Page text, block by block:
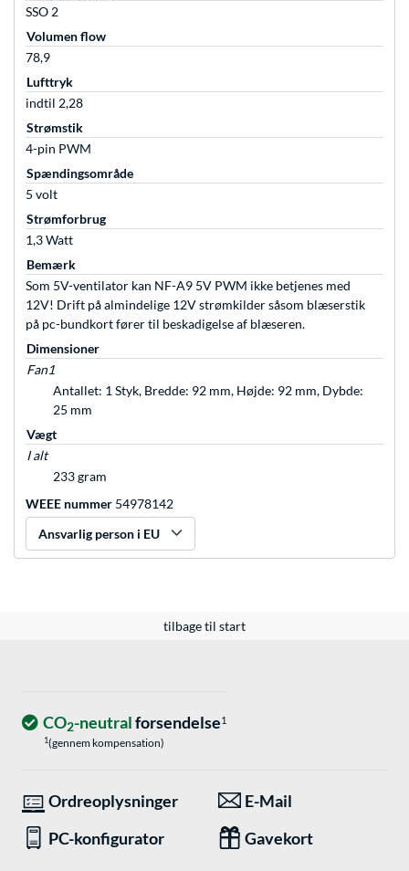
SSO 2
Volumen flow
78,9
Lufttryk
indtil 2,28
Strømstik
4-pin PWM
Spændingsområde
5 volt
Strømforbrug
1,3 Watt
Bemærk
Som 5V-ventilator kan NF-A9 5V PWM ikke betjenes med
12V! Drift på almindelige 12V strømkilder såsom blæserstik
på pc-bundkort fører til beskadigelse af blæseren.
Dimensioner
Fan1
Antallet: 1 Styk, Bredde: 92 mm, Højde: 92 mm, Dybde:
25 mm
Vægt
I alt
233 gram
WEEE nummer 54978142
Ansvarlig person i EU
tilbage til start
CO2-neutralforsendelse1
1(gennem kompensation)
Ordreoplysninger
E-Mail
PC-konfigurator
Gavekort